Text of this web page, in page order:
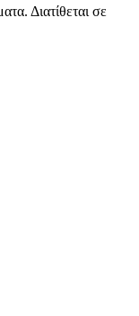
Διατίθεται σε